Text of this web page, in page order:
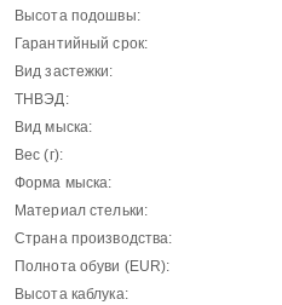
Высота подошвы:
Гарантийный срок:
Вид застежки:
ТНВЭД:
Вид мыска:
Вес (г):
Форма мыска:
Материал стельки:
Страна производства:
Полнота обуви (EUR):
Высота каблука: